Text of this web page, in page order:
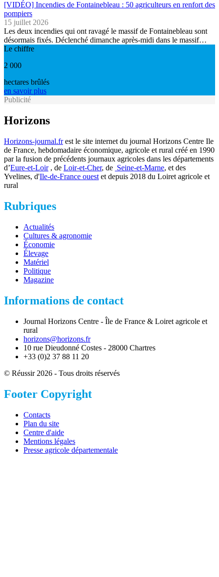
[VIDÉO] Incendies de Fontainebleau : 50 agriculteurs en renfort des
pompiers
15 juillet 2026
Les deux incendies qui ont ravagé le massif de Fontainebleau sont
désormais fixés. Déclenché dimanche après-midi dans le massif…
Le chiffre
2 000
hectares brûlés
en savoir plus
Publicité
Horizons
Horizons-journal.frest le site internet du journal Horizons Centre Ile
de France, hebdomadaire économique, agricole et rural créé en 1990
par la fusion de précédents journaux agricoles dans les départements
d’Eure-et-Loir, de Loir-et-Cher, de Seine-et-Marne, et des
Yvelines, d'Ile-de-France ouest et depuis 2018 du Loiret agricole et
rural
Rubriques
Actualités
Cultures & agronomie
Économie
Élevage
Matériel
Politique
Magazine
Informations de contact
Journal Horizons Centre - Île de France & Loiret agricole et
rural
horizons@horizons.fr
10 rue Dieudonné Costes - 28000 Chartres
+33 (0)2 37 88 11 20
© Réussir 2026 - Tous droits réservés
Footer Copyright
Contacts
Plan du site
Centre d'aide
Mentions légales
Presse agricole départementale